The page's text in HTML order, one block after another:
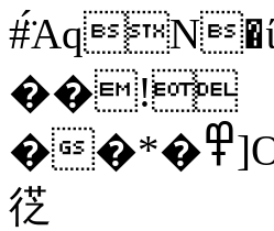
��!
��*�߾]O���m���@.R�Q׋I�Lzv��z
徔